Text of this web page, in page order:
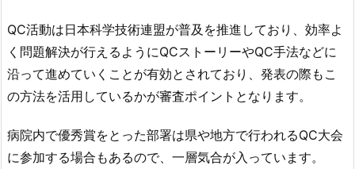
QC活動は日本科学技術連盟が普及を推進しており、効率よ
く問題解決が行えるようにQCストーリーやQC手法などに
沿って進めていくことが有効とされており、発表の際もこ
の方法を活用しているかが審査ポイントとなります。
病院内で優秀賞をとった部署は県や地方で行われるQC大会
に参加する場合もあるので、一層気合が入っています。